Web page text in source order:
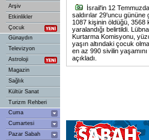
İsrail'in 12 Temmuzda
saldırılar 29'uncu gününe
1087 kişinin öldüğü, 3568
yaralandığı belirtildi.
Kurtarma Komisyonu,
yaşın altındaki çocuk
en az 990 sivilin yaşamını
açıkladı.
Arşiv
Etkinlikler
Çocuk
Günaydın
Televizyon
Astroloji
Magazin
Sağlık
Kültür Sanat
Turizm Rehberi
Cuma
Cumartesi
Pazar Sabah